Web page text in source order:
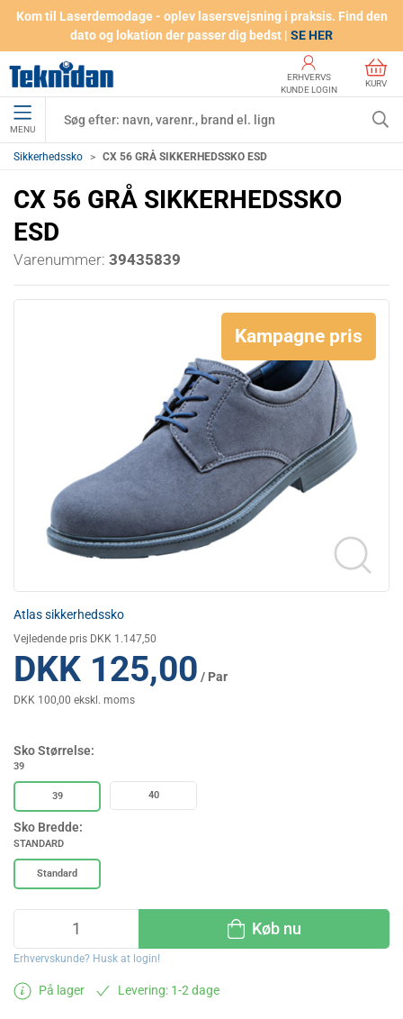
Kom til Laserdemodage - oplev lasersvejsning i praksis. Find den
dato og lokation der passer dig bedst | SE HER
ERHVERVS
KUNDE LOGIN
KURV
MENU
Sikkerhedssko CX 56 GRÅ SIKKERHEDSSKO ESD
CX 56 GRÅ SIKKERHEDSSKO
ESD
Varenummer: 39435839
Kampagne pris
Atlas sikkerhedssko
Vejledende pris DKK 1.147,50
DKK 125,00 / Par
DKK 100,00 ekskl. moms
Sko Størrelse:
39
39 40
Sko Bredde:
STANDARD
Standard
Køb nu
Erhvervskunde? Husk at login!
På lager Levering: 1-2 dage